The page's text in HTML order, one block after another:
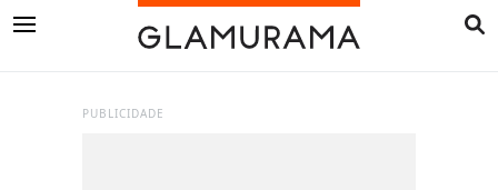
PUBLICIDADE